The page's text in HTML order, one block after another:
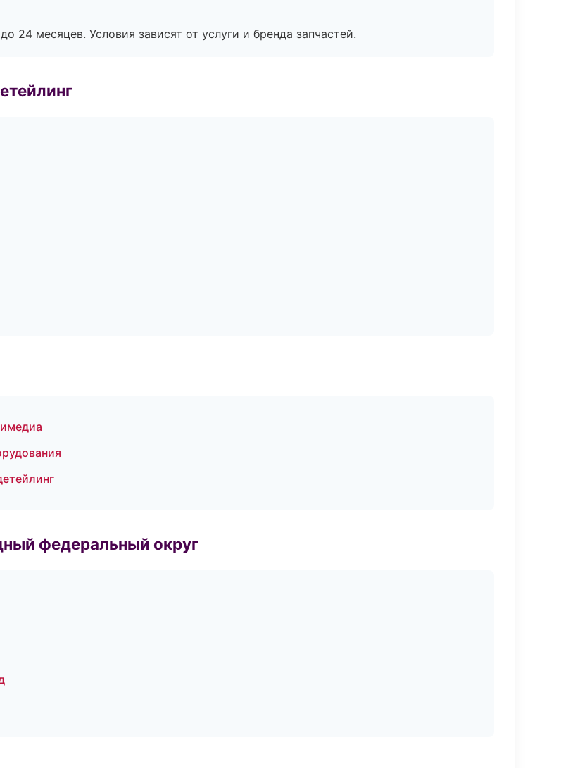
24 месяцев. Условия зависят от услуги и бренда запчастей.
федеральный округ